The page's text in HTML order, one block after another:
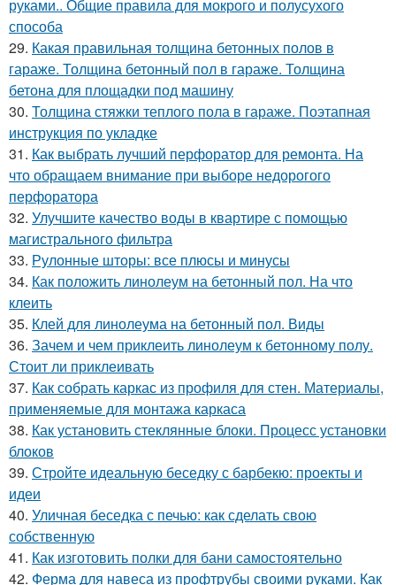
руками.. Общие правила для мокрого и полусухого
способа
29. Какая правильная толщина бетонных полов в
гараже. Толщина бетонный пол в гараже. Толщина
бетона для площадки под машину
30. Толщина стяжки теплого пола в гараже. Поэтапная
инструкция по укладке
31. Как выбрать лучший перфоратор для ремонта. На
что обращаем внимание при выборе недорогого
перфоратора
32. Улучшите качество воды в квартире с помощью
магистрального фильтра
33. Рулонные шторы: все плюсы и минусы
34. Как положить линолеум на бетонный пол. На что
клеить
35. Клей для линолеума на бетонный пол. Виды
36. Зачем и чем приклеить линолеум к бетонному полу.
Стоит ли приклеивать
37. Как собрать каркас из профиля для стен. Материалы,
применяемые для монтажа каркаса
38. Как установить стеклянные блоки. Процесс установки
блоков
39. Стройте идеальную беседку с барбекю: проекты и
идеи
40. Уличная беседка с печью: как сделать свою
собственную
41. Как изготовить полки для бани самостоятельно
42. Ферма для навеса из профтрубы своими руками. Как